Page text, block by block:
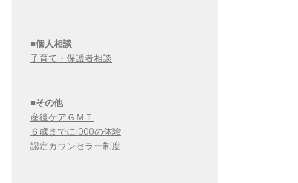
■個人相談
子育て・保護者相談
■その他
産後ケアＧＭＴ
６歳までに1000の体験
認定カウンセラー制度